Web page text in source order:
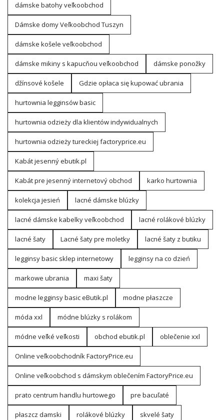
dámske batohy veľkoobchod
Dámske domy Veľkoobchod Tuszyn
dámske košele veľkoobchod
dámske mikiny s kapucňou veľkoobchod dámske ponožky
džínsové košele Gdzie opłaca się kupować ubrania
hurtownia legginsów basic
hurtownia odzieży dla klientów indywidualnych
hurtownia odzieży tureckiej factoryprice.eu
Kabát jesenný ebutik.pl
Kabát pre jesenný internetový obchod karko hurtownia
kolekcja jesień lacné dámske blúzky
lacné dámske kabelky veľkoobchod lacné rolákové blúzky
lacné šaty Lacné šaty pre moletky lacné šaty z butiku
legginsy basic sklep internetowy legginsy na co dzień
markowe ubrania maxi šaty
modne legginsy basic eButik.pl modne płaszcze
móda xxl módne blúzky s rolákom
módne veľké veľkosti obchod ebutik.pl oblečenie xxl
Online veľkoobchodník FactoryPrice.eu
Online veľkoobchod s dámskym oblečením FactoryPrice.eu
prato centrum handlu hurtowego pre bacuľaté
płaszcz damski rolákové blúzky skvelé šaty